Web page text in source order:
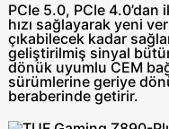
PCIe 5.0, PCIe
hızı sağlayarak yeni
çıkabilecek kadar
geliştirilmiş sinyal
dönük uyumlu CEM
sürümlerine geriye
beraberinde getirir.